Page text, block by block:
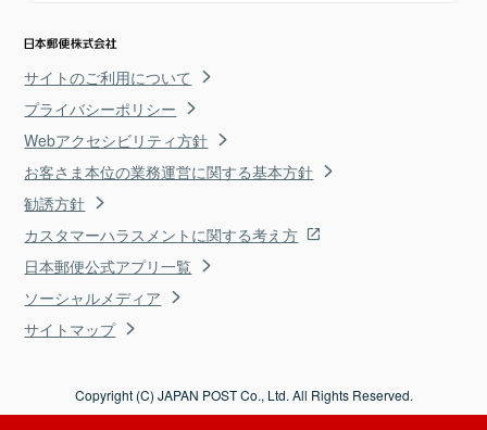
サイトのご利用について
プライバシーポリシー
Webアクセシビリティ方針
お客さま本位の業務運営に関する基本方針
勧誘方針
カスタマーハラスメントに関する考え方
日本郵便公式アプリ一覧
ソーシャルメディア
サイトマップ
Copyright (C) JAPAN POST Co., Ltd. All Rights Reserved.